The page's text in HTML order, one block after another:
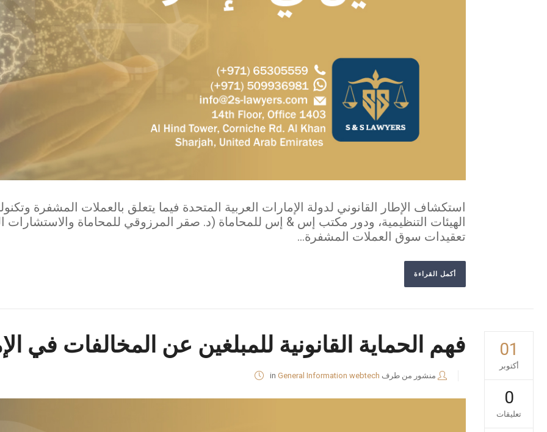
استكشاف الإطار القانوني لدولة الإمارات العربية المتحدة فيما يتعلق بالعملات المشفرة
الهيئات التنظيمية، ودور مكتب إس & إس للمحاماة (د. صقر المرزوقي للمحاماة والاستشارات
تعقيدات سوق العملات المشفرة...
أكمل القراءة
01
أكتوبر
0
تعليقات
فهم الحماية القانونية للمبلغين عن المخالفات في
منشور من طرف webtech
in General Information